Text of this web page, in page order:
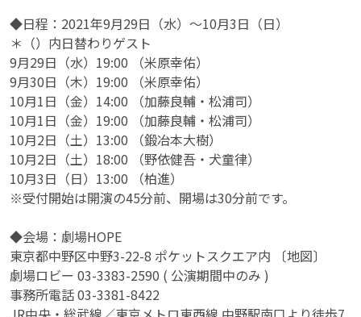
◆日程：2021年9月29日（水）～10月3日（日）
＊（）内日替わりゲスト
9月29日（水）19:00 （米原幸佑）
9月30日（木）19:00 （米原幸佑）
10月1日（金）14:00 （加藤良輔・松浦司）
10月1日（金）19:00 （加藤良輔・松浦司）
10月2日（土）13:00 （鍛冶本大樹）
10月2日（土）18:00 （野依健吾・犬童律）
10月3日（日）13:00 （柏進）
※受付開始は開演の45分前、開場は30分前です。
◆会場：劇場HOPE
東京都中野区中野3-22-8 ポケットスクエア内 〔地図〕
劇場ロビー 03-3383-2590 ( 公演期間中のみ )
事務所電話 03-3381-8422